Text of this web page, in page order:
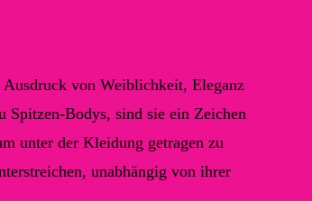
Ausdruck von Weiblichkeit, Eleganz
Spitzen-Bodys, sind sie ein Zeichen
unter der Kleidung getragen zu
unabhängig von ihrer